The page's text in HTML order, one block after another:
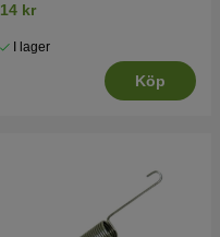
14 kr
I lager
Köp